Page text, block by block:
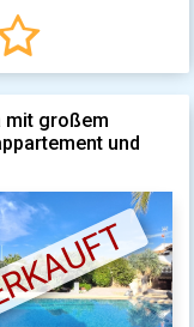
mit großem
und